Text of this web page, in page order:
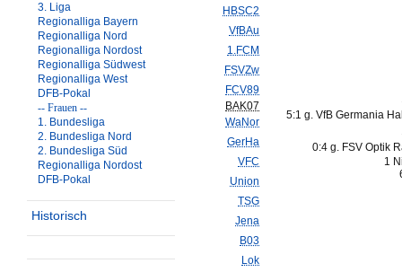
3. Liga
Regionalliga Bayern
Regionalliga Nord
Regionalliga Nordost
Regionalliga Südwest
Regionalliga West
DFB-Pokal
-- Frauen --
1. Bundesliga
2. Bundesliga Nord
2. Bundesliga Süd
Regionalliga Nordost
DFB-Pokal
Historisch
HBSC2
VfBAu
1.FCM
FSVZw
FCV89
BAK07
WaNor
GerHa
VFC
Union
TSG
Jena
B03
Lok
5:1 g. VfB Germania
0:4 g. FSV Optik
1